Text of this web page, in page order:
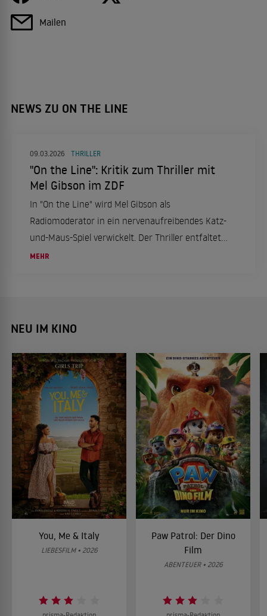
Mailen
NEWS ZU ON THE LINE
09.03.2026 THRILLER
"On the Line": Kritik zum Thriller mit
Mel Gibson im ZDF
In "On the Line" wird Mel Gibson als
Radiomoderator in ein nervenaufreibendes Katz-
und-Maus-Spiel verwickelt. Der Thriller entfaltet
sich im ZDF-Montagskino mit überraschenden
MEHR
NEU IM KINO
You, Me & Italy
LIEBESFILM • 2026
Paw Patrol: Der Dino
Film
ABENTEUER • 2026